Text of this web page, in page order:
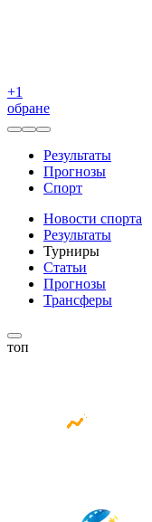
+1
обране
Результаты
Прогнозы
Спорт
Новости спорта
Результаты
Турниры
Статьи
Прогнозы
Трансферы
топ